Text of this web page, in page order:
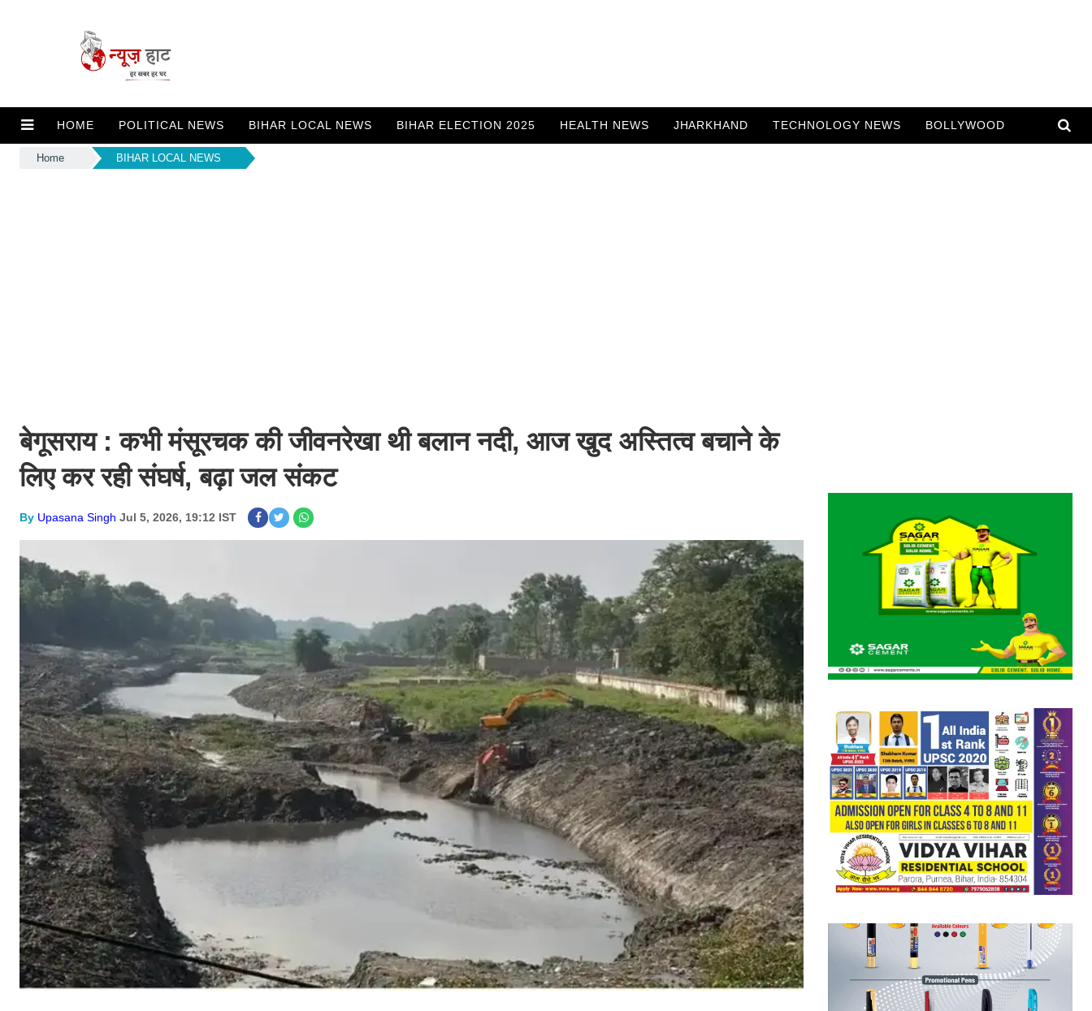
HOME POLITICAL NEWS BIHAR LOCAL NEWS BIHAR ELECTION 2025 HEALTH NEWS JHARKHAND TECHNOLOGY NEWS BOLLYWOOD
Home BIHAR LOCAL NEWS
बेगूसराय : कभी मंसूरचक की जीवनरेखा थी बलान नदी, आज खुद अस्तित्व बचाने के
लिए कर रही संघर्ष, बढ़ा जल संकट
By Upasana Singh Jul 5, 2026, 19:12 IST